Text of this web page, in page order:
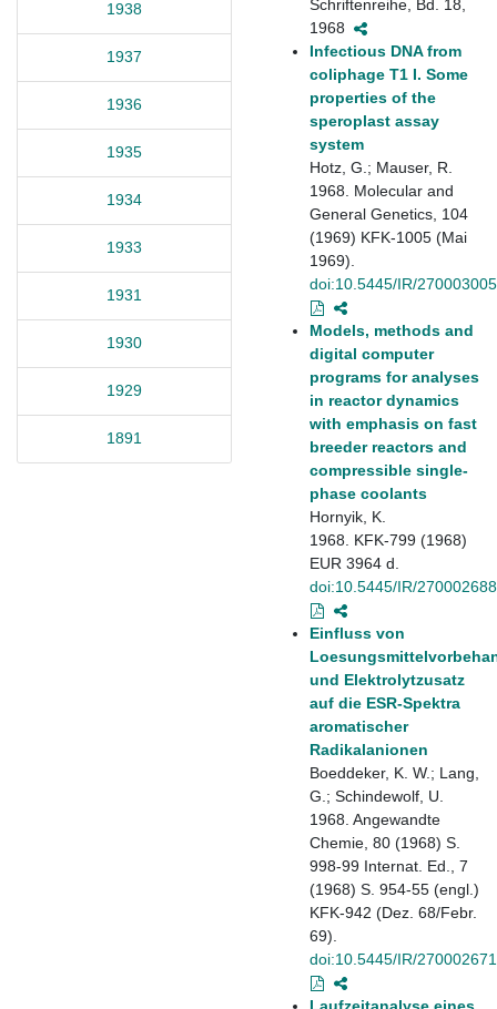
1938
1937
1936
1935
1934
1933
1931
1930
1929
1891
Schriftenreihe, Bd. 18,
1968
Infectious DNA from
coliphage T1 I. Some
properties of the
speroplast assay
system
Hotz, G.; Mauser, R.
1968. Molecular and
General Genetics, 104
(1969) KFK-1005 (Mai
1969).
doi:10.5445/IR/270003005
Models, methods and
digital computer
programs for analyses
in reactor dynamics
with emphasis on fast
breeder reactors and
compressible single-
phase coolants
Hornyik, K.
1968. KFK-799 (1968)
EUR 3964 d.
doi:10.5445/IR/270002688
Einfluss von
und Elektrolytzusatz
auf die ESR-Spektra
aromatischer
Radikalanionen
Boeddeker, K. W.; Lang,
G.; Schindewolf, U.
1968. Angewandte
Chemie, 80 (1968) S.
998-99 Internat. Ed., 7
(1968) S. 954-55 (engl.)
KFK-942 (Dez. 68/Febr.
69).
doi:10.5445/IR/270002671
Laufzeitanalyse eines